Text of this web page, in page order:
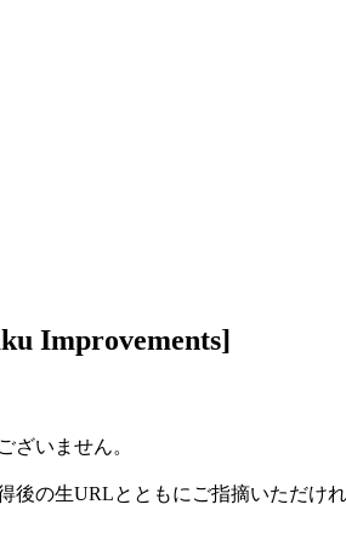
Improvements]
ざいません。
の生URLとともにご指摘いただけれ